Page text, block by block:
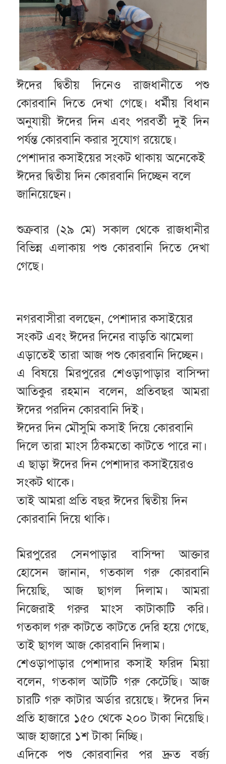
ঈদের দ্বিতীয় দিনেও রাজধানীতে পশু
কোরবানি দিতে দেখা গেছে। ধর্মীয় বিধান
অনুযায়ী ঈদের দিন এবং পরবর্তী দুই দিন
পর্যন্ত কোরবানি করার সুযোগ রয়েছে।
পেশাদার কসাইয়ের সংকট থাকায় অনেকেই
ঈদের দ্বিতীয় দিন কোরবানি দিচ্ছেন বলে
জানিয়েছেন।
শুক্রবার (২৯ মে) সকাল থেকে রাজধানীর
বিভিন্ন এলাকায় পশু কোরবানি দিতে দেখা
গেছে।
নগরবাসীরা বলছেন, পেশাদার কসাইয়ের
সংকট এবং ঈদের দিনের বাড়তি ঝামেলা
এড়াতেই তারা আজ পশু কোরবানি দিচ্ছেন।
এ বিষয়ে মিরপুরের শেওড়াপাড়ার বাসিন্দা
আতিকুর রহমান বলেন, প্রতিবছর আমরা
ঈদের পরদিন কোরবানি দিই।
ঈদের দিন মৌসুমি কসাই দিয়ে কোরবানি
দিলে তারা মাংস ঠিকমতো কাটতে পারে না।
এ ছাড়া ঈদের দিন পেশাদার কসাইয়েরও
সংকট থাকে।
তাই আমরা প্রতি বছর ঈদের দ্বিতীয় দিন
কোরবানি দিয়ে থাকি।
মিরপুরের সেনপাড়ার বাসিন্দা আক্তার
হোসেন জানান, গতকাল গরু কোরবানি
দিয়েছি, আজ ছাগল দিলাম। আমরা
নিজেরাই গরুর মাংস কাটাকাটি করি।
গতকাল গরু কাটতে কাটতে দেরি হয়ে গেছে,
তাই ছাগল আজ কোরবানি দিলাম।
শেওড়াপাড়ার পেশাদার কসাই ফরিদ মিয়া
বলেন, গতকাল আটটি গরু কেটেছি। আজ
চারটি গরু কাটার অর্ডার রয়েছে। ঈদের দিন
প্রতি হাজারে ১৫০ থেকে ২০০ টাকা নিয়েছি।
আজ হাজারে ১শ টাকা নিচ্ছি।
এদিকে পশু কোরবানির পর দ্রুত বর্জ্য